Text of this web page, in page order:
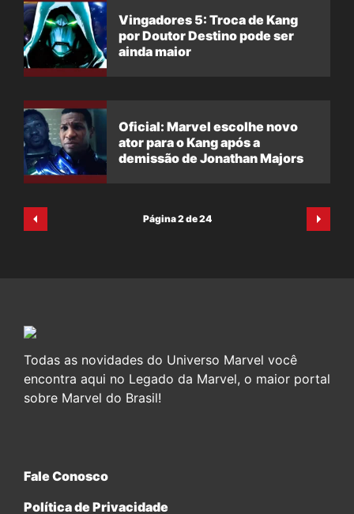
Vingadores 5: Troca de Kang
por Doutor Destino pode ser
ainda maior
Oficial: Marvel escolhe novo
ator para o Kang após a
demissão de Jonathan Majors
Página 2 de 24
Todas as novidades do Universo Marvel você
encontra aqui no Legado da Marvel, o maior portal
sobre Marvel do Brasil!
Fale Conosco
Política de Privacidade